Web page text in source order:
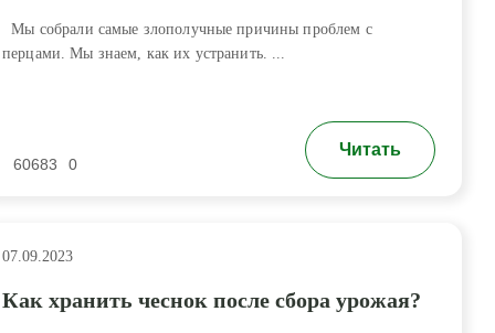
Мы собрали самые злополучные причины проблем с
перцами. Мы знаем, как их устранить. ...
60683 0
Читать
07.09.2023
Как хранить чеснок после сбора урожая?